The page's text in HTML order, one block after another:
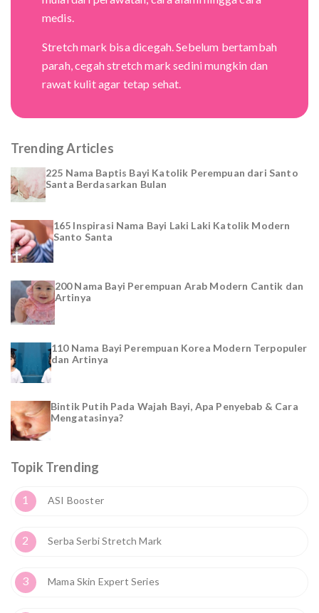
medis.
Stretch mark bisa dicegah. Sebelum bertambah
parah, cegah stretch mark sedini mungkin dan
rawat kulit agar tetap sehat.
Trending Articles
225 Nama Baptis Bayi Katolik Perempuan dari Santo
Santa Berdasarkan Bulan
165 Inspirasi Nama Bayi Laki Laki Katolik Modern
Santo Santa
200 Nama Bayi Perempuan Arab Modern Cantik dan
Artinya
110 Nama Bayi Perempuan Korea Modern Terpopuler
dan Artinya
Bintik Putih Pada Wajah Bayi, Apa Penyebab & Cara
Mengatasinya?
Topik Trending
1 ASI Booster
2 Serba Serbi Stretch Mark
3 Mama Skin Expert Series